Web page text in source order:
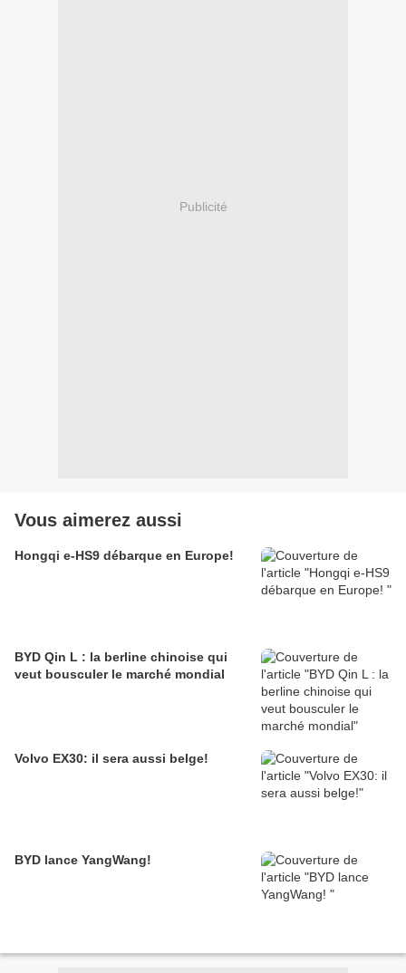
Publicité
Vous aimerez aussi
Hongqi e-HS9 débarque en Europe!
BYD Qin L : la berline chinoise qui
veut bousculer le marché mondial
Volvo EX30: il sera aussi belge!
BYD lance YangWang!